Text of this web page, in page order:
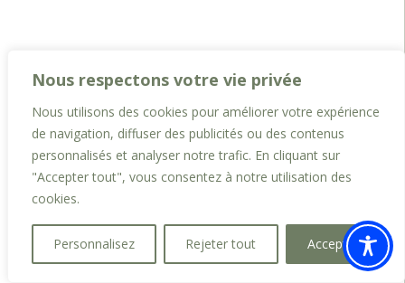
Nous respectons votre vie privée
Nous utilisons des cookies pour améliorer votre expérience
de navigation, diffuser des publicités ou des contenus
personnalisés et analyser notre trafic. En cliquant sur
"Accepter tout", vous consentez à notre utilisation des
cookies.
Personnalisez Rejeter tout Accepter